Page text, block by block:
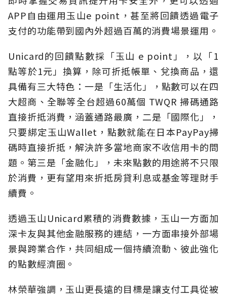
APP自由運用玉山e point，甚至將回饋透過電子
支付的功能帶到國內外超過百萬的消費場景運用。
Unicard的回饋點數採「玉山 e point」，以「1
點等於1元」換算，除可折抵帳單、兌換商品，還
具備有三大特色：一是「生活化」，點數可以在四
大超商、全聯等全台超過60萬個 TWQR 掃碼通路
直接折抵消費，涵蓋通路最廣，二是「國際化」，
只要綁定玉山Wallet，點數就能在日本PayPay掃
碼時直接折抵，解決許多當地商家不收信用卡的問
題。第三是「金融化」，未來點數的用途將不只限
於消費，更有望用來折抵房貸利息或基金等理財手
續費。
透過玉山Unicard累積的消費數據，玉山一方面加
深卡友與其他金融服務的連結，一方面串接外部場
景與跨業合作，共同組成一個持續流動、彼此強化
的點數經濟圈。
林榮華強調，玉山更長遠的目標是讓支付工具從被